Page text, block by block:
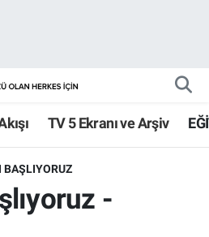
TV 5 Ekranı ve Arşiv
BAŞLIYORUZ
-